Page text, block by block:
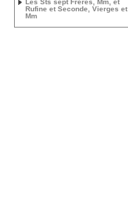
Les Sts sept Frères, Mm, et
Rufine et Seconde, Vierges et
Mm